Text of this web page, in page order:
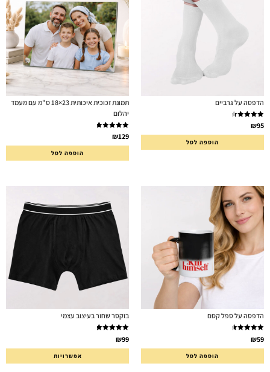
הדפסה על גרביים
דורג4.50₪95
הוספה לסל
תמונת זכוכית איכותית 23×18 ס"מ עם מעמד
יהלום
דורג5.00
₪129
הוספה לסל
הדפסה על ספל קסם
דורג4.71₪59
הוספה לסל
בוקסר שחור בעיצוב עצמי
דורג5.00₪99
אפשרויות